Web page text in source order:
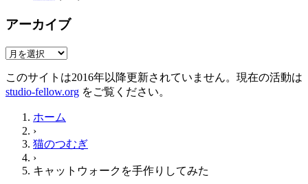
アーカイブ
ア
カ
イ
このサイトは2016年以降更新されていません。現在の活動は
studio-fellow.org をご覧ください。
ホーム
›
猫のつむぎ
›
キャットウォークを手作りしてみた